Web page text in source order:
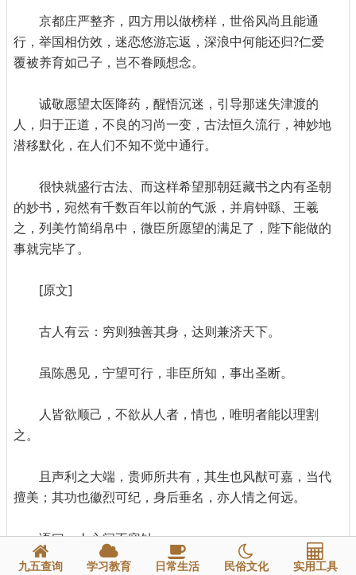
京都庄严整齐，四方用以做榜样，世俗风尚且能通
行，举国相仿效，迷恋悠游忘返，深浪中何能还归?仁爱
覆被养育如己子，岂不眷顾想念。
诚敬愿望太医降药，醒悟沉迷，引导那迷失津渡的
人，归于正道，不良的习尚一变，古法恒久流行，神妙地
潜移默化，在人们不知不觉中通行。
很快就盛行古法、而这样希望那朝廷藏书之内有圣朝
的妙书，宛然有千数百年以前的气派，并肩钟繇、王羲
之，列美竹简绢帛中，微臣所愿望的满足了，陛下能做的
事就完毕了。
[原文]
古人有云：穷则独善其身，达则兼济天下。
虽陈愚见，宁望可行，非臣所知，事出圣断。
人皆欲顺己，不欲从人者，情也，唯明者能以理割
之。
且声利之大端，贵师所共有，其生也风猷可嘉，当代
擅美；其功也徽烈可纪，身后垂名，亦人情之何远。
语曰：人心间不容针。
九五查询 学习教育 日常生活 民俗文化 实用工具